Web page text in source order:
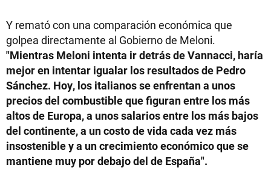
Y remató con una comparación económica que
golpea directamente al Gobierno de Meloni.
"Mientras Meloni intenta ir detrás de Vannacci, haría
mejor en intentar igualar los resultados de Pedro
Sánchez. Hoy, los italianos se enfrentan a unos
precios del combustible que figuran entre los más
altos de Europa, a unos salarios entre los más bajos
del continente, a un costo de vida cada vez más
insostenible y a un crecimiento económico que se
mantiene muy por debajo del de España".